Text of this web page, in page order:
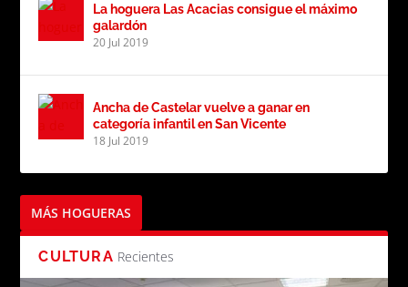
La hoguera Las Acacias consigue el máximo
galardón
20 Jul 2019
Ancha de Castelar vuelve a ganar en
categoría infantil en San Vicente
18 Jul 2019
MÁS HOGUERAS
CULTURA Recientes